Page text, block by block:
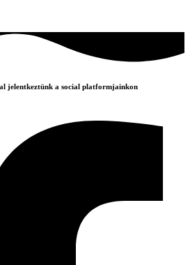
jelentkeztünk a social platformjainkon